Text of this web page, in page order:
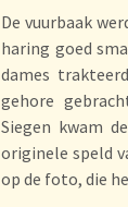
De vuurbaak
haring goed
dames
gehore
Siegen kwam
originele speld
op de foto, die